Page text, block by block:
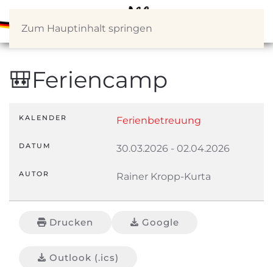
Zum Hauptinhalt springen
🎒Feriencamp
KALENDER Ferienbetreuung
DATUM 30.03.2026 - 02.04.2026
AUTOR Rainer Kropp-Kurta
Drucken Google
Outlook (.ics)